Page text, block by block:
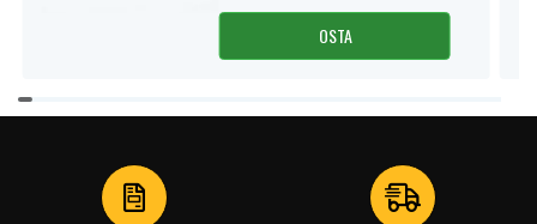
OSTA
Item
1